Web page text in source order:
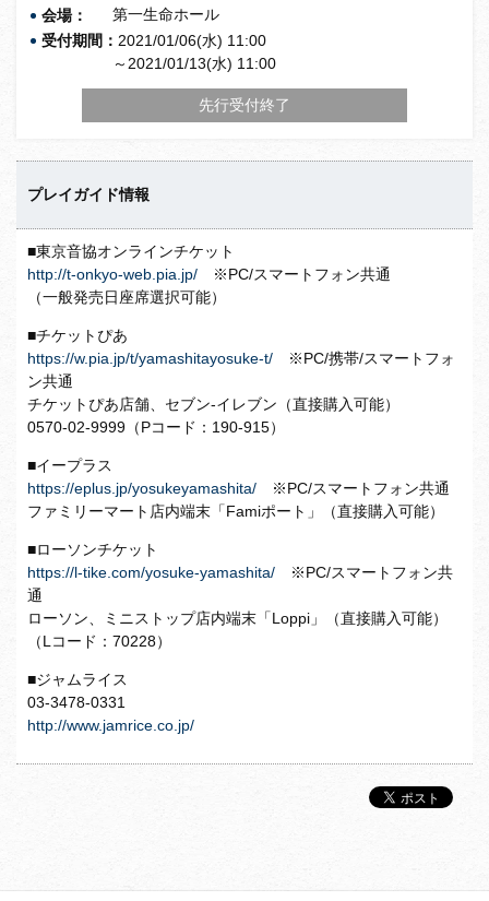
会場：
第一生命ホール
受付期間： 2021/01/06(水) 11:00
～2021/01/13(水) 11:00
先行受付終了
プレイガイド情報
■東京音協オンラインチケット
http://t-onkyo-web.pia.jp/ ※PC/スマートフォン共通
（一般発売日座席選択可能）
■チケットぴあ
https://w.pia.jp/t/yamashitayosuke-t/ ※PC/携帯/スマートフォ
ン共通
チケットぴあ店舗、セブン-イレブン（直接購入可能）
0570-02-9999（Pコード：190-915）
■イープラス
https://eplus.jp/yosukeyamashita/ ※PC/スマートフォン共通
ファミリーマート店内端末「Famiポート」（直接購入可能）
■ローソンチケット
https://l-tike.com/yosuke-yamashita/ ※PC/スマートフォン共
通
ローソン、ミニストップ店内端末「Loppi」（直接購入可能）
（Lコード：70228）
■ジャムライス
03-3478-0331
http://www.jamrice.co.jp/